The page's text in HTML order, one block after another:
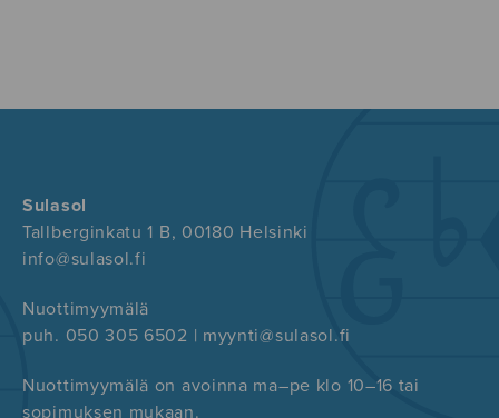
Sulasol
Tallberginkatu 1 B, 00180 Helsinki
info@sulasol.fi
Nuottimyymälä
puh. 050 305 6502 | myynti@sulasol.fi
Nuottimyymälä on avoinna ma–pe klo 10–16 tai
sopimuksen mukaan.